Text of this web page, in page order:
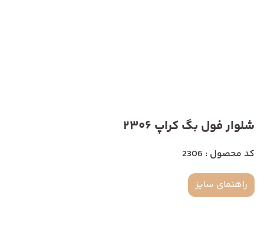
شلوار فول بگ کراپ 2306
کد محصول : 2306
راهنمای سایز